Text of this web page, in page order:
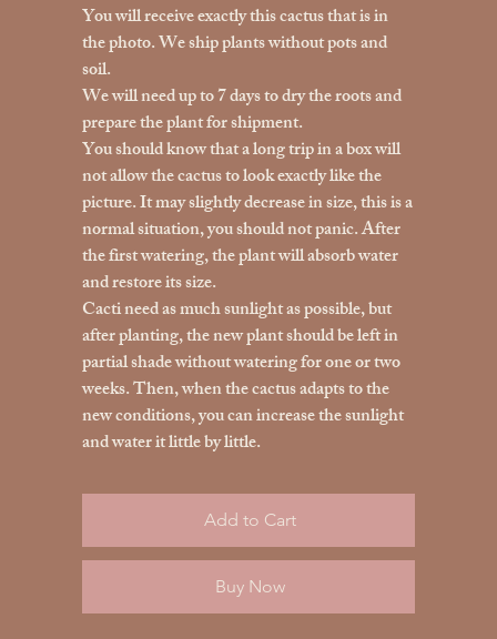
You will receive exactly this cactus that is in
the photo. We ship plants without pots and
soil.
We will need up to 7 days to dry the roots and
prepare the plant for shipment.
You should know that a long trip in a box will
not allow the cactus to look exactly like the
picture. It may slightly decrease in size, this is a
normal situation, you should not panic. After
the first watering, the plant will absorb water
and restore its size.
Cacti need as much sunlight as possible, but
after planting, the new plant should be left in
partial shade without watering for one or two
weeks. Then, when the cactus adapts to the
new conditions, you can increase the sunlight
and water it little by little.
Add to Cart
Buy Now